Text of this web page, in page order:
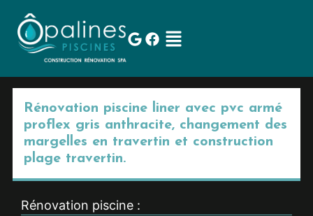
Rénovation piscine liner avec pvc armé
proflex gris anthracite, changement des
margelles en travertin et construction
plage travertin.
Rénovation piscine :